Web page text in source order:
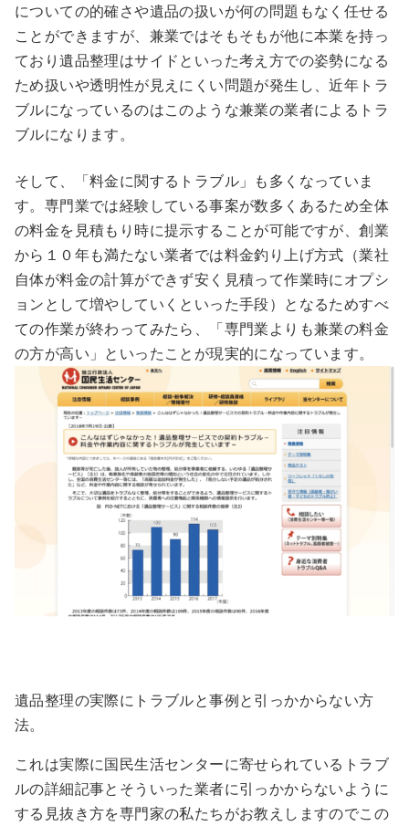
についての的確さや遺品の扱いが何の問題もなく任せる
ことができますが、兼業ではそもそもが他に本業を持っ
ており遺品整理はサイドといった考え方での姿勢になる
ため扱いや透明性が見えにくい問題が発生し、近年トラ
ブルになっているのはこのような兼業の業者によるトラ
ブルになります。
そして、「料金に関するトラブル」も多くなっていま
す。専門業では経験している事案が数多くあるため全体
の料金を見積もり時に提示することが可能ですが、創業
から１０年も満たない業者では料金釣り上げ方式 （業社
自体が料金の計算ができず安く見積って作業時にオプシ
ョンとして増やしていくといった手段）となるためすべ
ての作業が終わってみたら、
「専門業よりも兼業の料金
の方が高い」 といったことが現実的になっています。
遺品整理の実際にトラブルと事例と引っかからない方
法。
これは実際に国民生活センターに寄せられているトラブ
ルの詳細記事とそういった業者に引っかからないように
する見抜き方を専門家の私たちがお教えしますのでこの